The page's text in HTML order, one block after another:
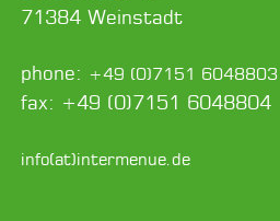
71384 Weinstadt
phone: +49 (0)7151 6048803
fax: +49 (0)7151 6048804
info(at)intermenue.de